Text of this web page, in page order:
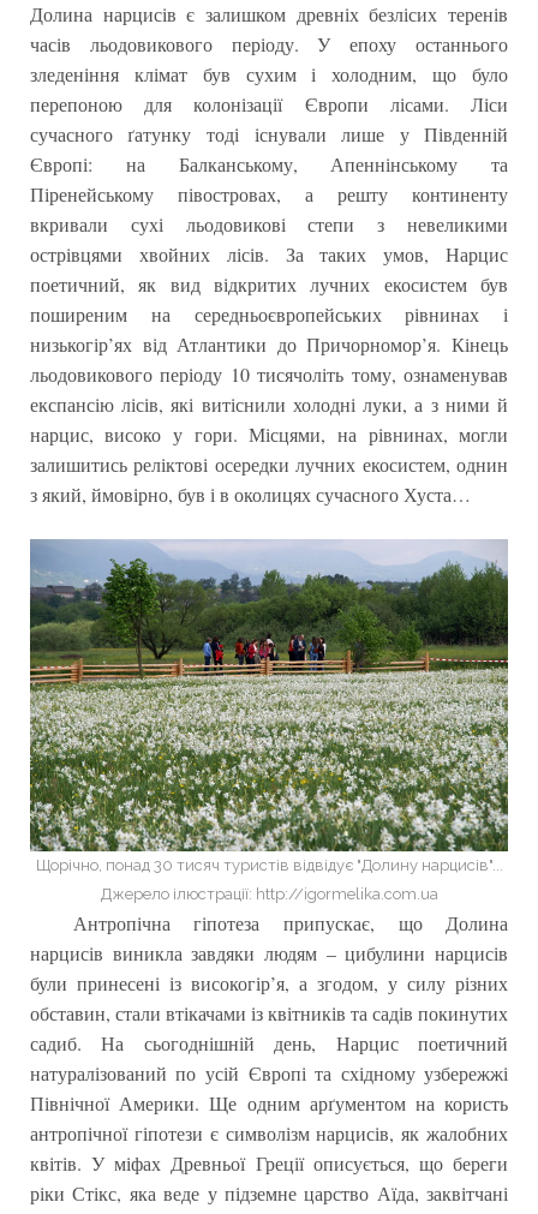
Долина нарцисів є залишком древніх безлісих теренів
часів льодовикового періоду. У епоху останнього
зледеніння клімат був сухим і холодним, що було
перепоною для колонізації Європи лісами. Ліси
сучасного ґатунку тоді існували лише у Південній
Європі: на Балканському, Апеннінському та
Піренейському півостровах, а решту континенту
вкривали сухі льодовикові степи з невеликими
острівцями хвойних лісів. За таких умов, Нарцис
поетичний, як вид відкритих лучних екосистем був
поширеним на середньоєвропейських рівнинах і
низькогір’ях від Атлантики до Причорномор’я. Кінець
льодовикового періоду 10 тисячоліть тому, ознаменував
експансію лісів, які витіснили холодні луки, а з ними й
нарцис, високо у гори. Місцями, на рівнинах, могли
залишитись реліктові осередки лучних екосистем, однин
з який, ймовірно, був і в околицях сучасного Хуста…
Щорічно, понад 30 тисяч туристів відвідує "Долину нарцисів"...
Джерело ілюстрації: http://igormelika.com.ua
Антропічна гіпотеза припускає, що Долина
нарцисів виникла завдяки людям – цибулини нарцисів
були принесені із високогір’я, а згодом, у силу різних
обставин, стали втікачами із квітників та садів покинутих
садиб. На сьогоднішній день, Нарцис поетичний
натуралізований по усій Європі та східному узбережжі
Північної Америки. Ще одним арґументом на користь
антропічної гіпотези є символізм нарцисів, як жалобних
квітів. У міфах Древньої Греції описується, що береги
ріки Стікс, яка веде у підземне царство Аїда, заквітчані